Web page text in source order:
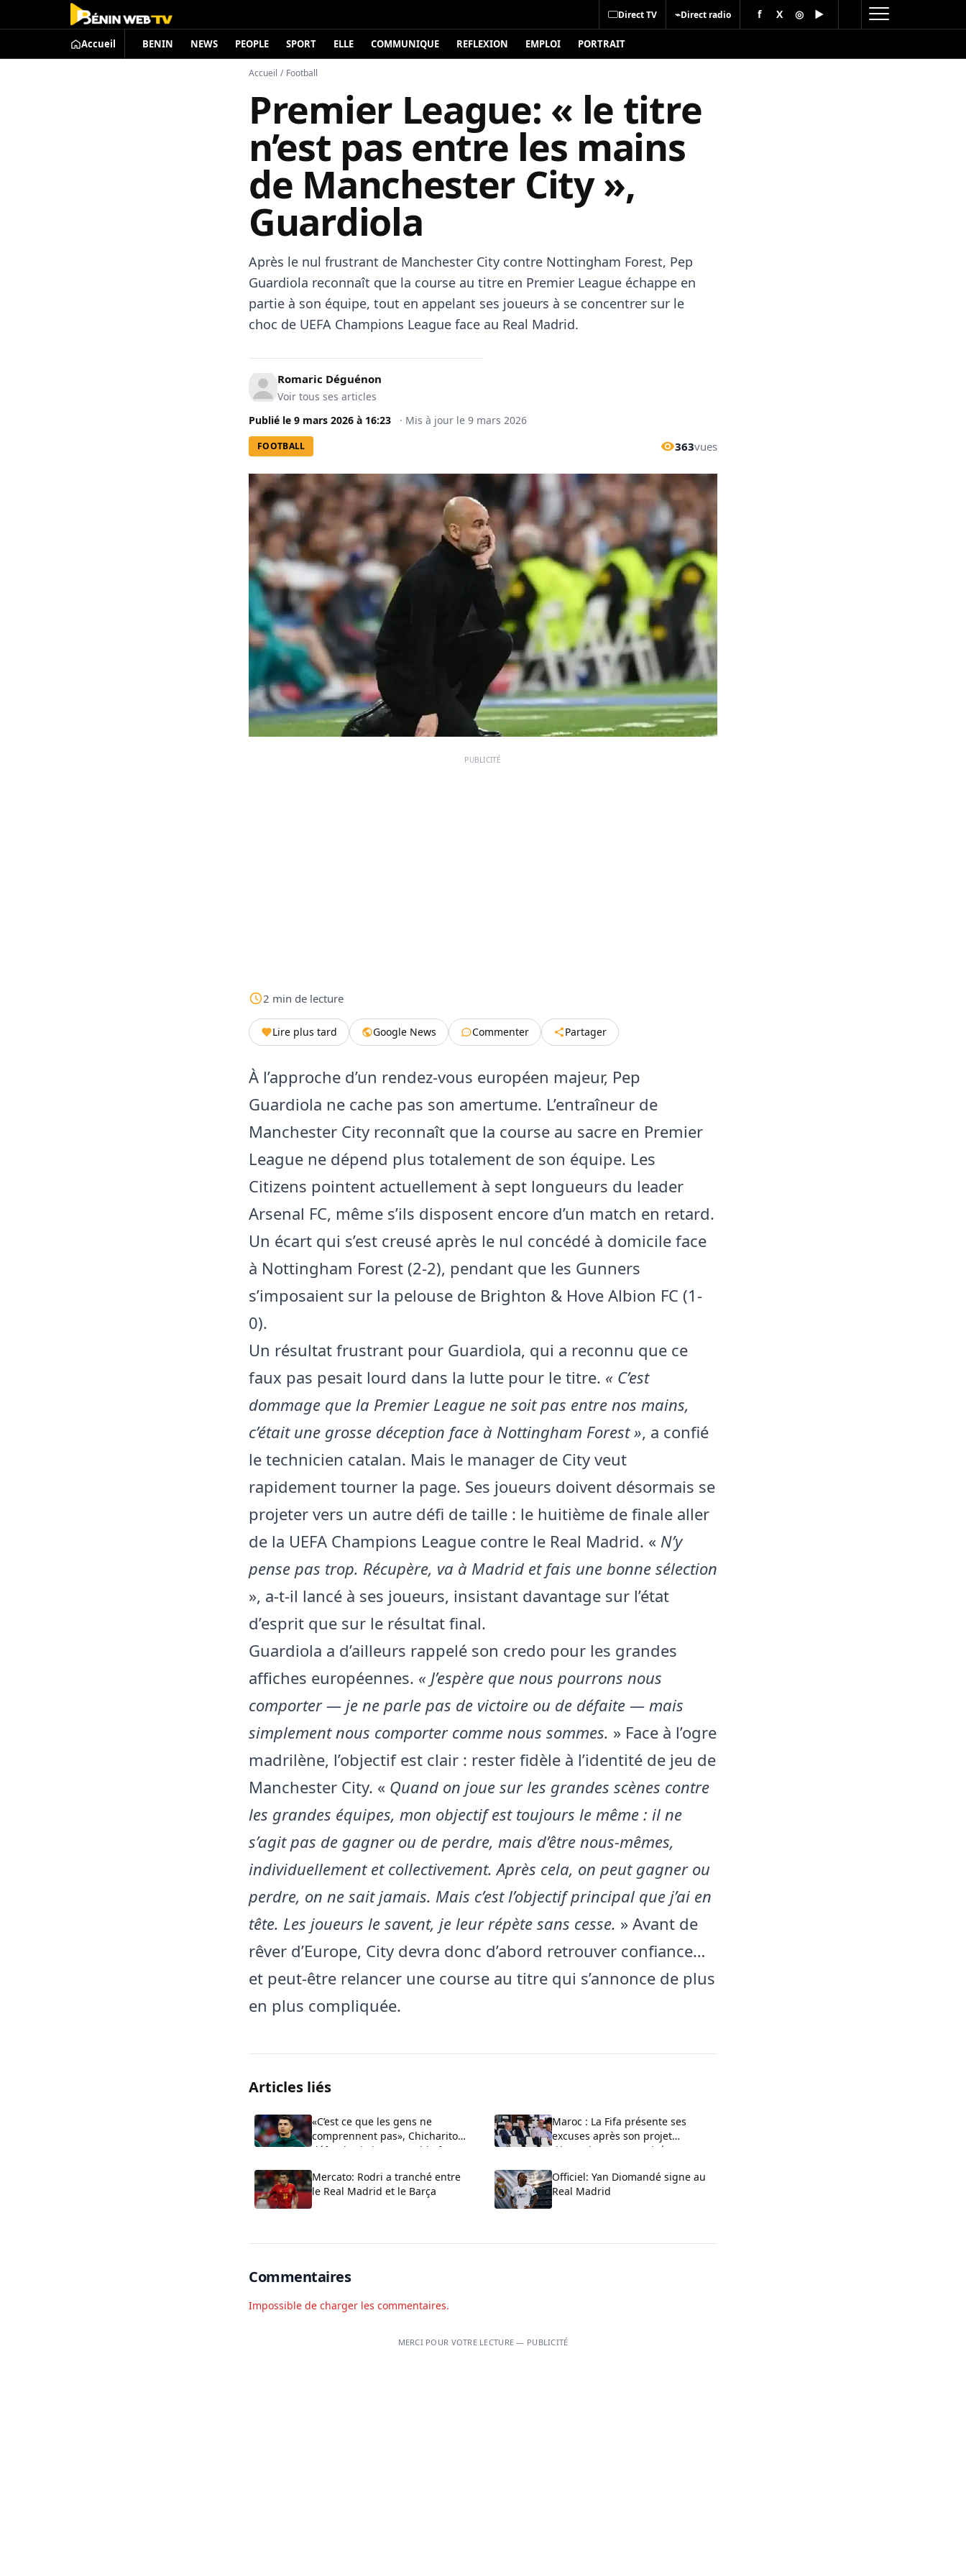
Direct TV ⌁Direct radio f X ◎ ▶
Accueil BENIN NEWS PEOPLE SPORT ELLE COMMUNIQUE REFLEXION EMPLOI PORTRAIT
Accueil / Football
Premier League: « le titre
n’est pas entre les mains
de Manchester City »,
Guardiola
Après le nul frustrant de Manchester City contre Nottingham Forest, Pep
Guardiola reconnaît que la course au titre en Premier League échappe en
partie à son équipe, tout en appelant ses joueurs à se concentrer sur le
choc de UEFA Champions League face au Real Madrid.
Romaric Déguénon
Voir tous ses articles
Publié le 9 mars 2026 à 16:23 · Mis à jour le 9 mars 2026
FOOTBALL 363vues
PUBLICITÉ
2 min de lecture
Lire plus tard Google News Commenter Partager
À l’approche d’un rendez-vous européen majeur, Pep
Guardiola ne cache pas son amertume. L’entraîneur de
Manchester City reconnaît que la course au sacre en Premier
League ne dépend plus totalement de son équipe. Les
Citizens pointent actuellement à sept longueurs du leader
Arsenal FC, même s’ils disposent encore d’un match en retard.
Un écart qui s’est creusé après le nul concédé à domicile face
à Nottingham Forest (2-2), pendant que les Gunners
s’imposaient sur la pelouse de Brighton & Hove Albion FC (1-
0).
Un résultat frustrant pour Guardiola, qui a reconnu que ce
faux pas pesait lourd dans la lutte pour le titre. « C’est
dommage que la Premier League ne soit pas entre nos mains,
c’était une grosse déception face à Nottingham Forest », a confié
le technicien catalan. Mais le manager de City veut
rapidement tourner la page. Ses joueurs doivent désormais se
projeter vers un autre défi de taille : le huitième de finale aller
de la UEFA Champions League contre le Real Madrid. « N’y
pense pas trop. Récupère, va à Madrid et fais une bonne sélection
», a-t-il lancé à ses joueurs, insistant davantage sur l’état
d’esprit que sur le résultat final.
Guardiola a d’ailleurs rappelé son credo pour les grandes
affiches européennes. « J’espère que nous pourrons nous
comporter — je ne parle pas de victoire ou de défaite — mais
simplement nous comporter comme nous sommes. » Face à l’ogre
madrilène, l’objectif est clair : rester fidèle à l’identité de jeu de
Manchester City. « Quand on joue sur les grandes scènes contre
les grandes équipes, mon objectif est toujours le même : il ne
s’agit pas de gagner ou de perdre, mais d’être nous-mêmes,
individuellement et collectivement. Après cela, on peut gagner ou
perdre, on ne sait jamais. Mais c’est l’objectif principal que j’ai en
tête. Les joueurs le savent, je leur répète sans cesse. » Avant de
rêver d’Europe, City devra donc d’abord retrouver confiance…
et peut-être relancer une course au titre qui s’annonce de plus
en plus compliquée.
Articles liés
«C’est ce que les gens ne
comprennent pas», Chicharito
défend Cristiano Ronaldo face
Maroc : La Fifa présente ses
excuses après son projet
d’investissements privés et
Mercato: Rodri a tranché entre
le Real Madrid et le Barça
Officiel: Yan Diomandé signe au
Real Madrid
Commentaires
Impossible de charger les commentaires.
MERCI POUR VOTRE LECTURE — PUBLICITÉ